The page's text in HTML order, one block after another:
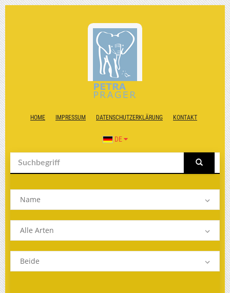
HOME IMPRESSUM DATENSCHUTZERKLÄRUNG KONTAKT
DE
Name
Alle Arten
Beide